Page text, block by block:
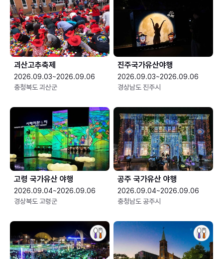
괴산고추축제
2026.09.03~2026.09.06
충청북도 괴산군
진주국가유산야행
2026.09.03~2026.09.06
경상남도 진주시
고령 국가유산 야행
2026.09.04~2026.09.06
경상북도 고령군
공주 국가유산 야행
2026.09.04~2026.09.06
충청남도 공주시